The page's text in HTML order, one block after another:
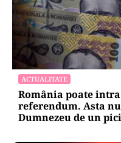
ACTUALITATE
România poate
referendum. Asta
Dumnezeu de un